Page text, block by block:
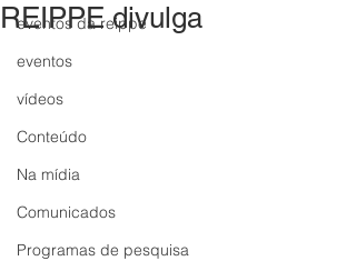
eventos da reippe
eventos
vídeos
Conteúdo
Na mídia
Comunicados
Programas de pesquisa
REIPPE divulga